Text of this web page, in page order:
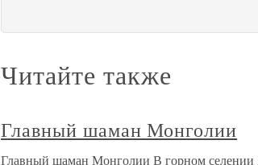
Читайте также
Главный шаман Монголии
Главный шаман Монголии В горном селении